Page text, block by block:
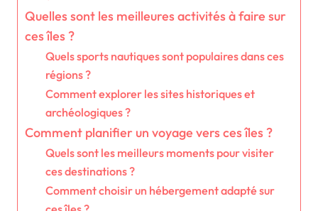
Quelles sont les meilleures activités à faire sur
ces îles ?
Quels sports nautiques sont populaires dans ces
régions ?
Comment explorer les sites historiques et
archéologiques ?
Comment planifier un voyage vers ces îles ?
Quels sont les meilleurs moments pour visiter
ces destinations ?
Comment choisir un hébergement adapté sur